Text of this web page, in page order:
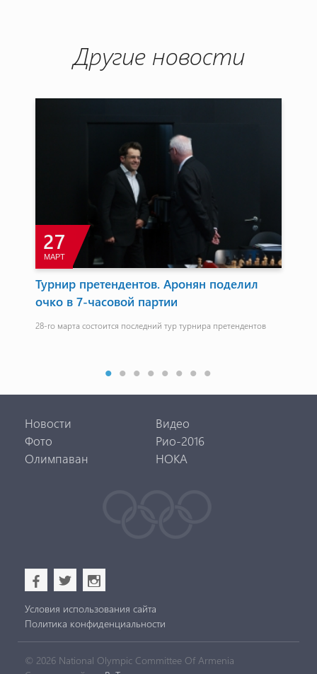
Другие новости
27
МАРТ
Турнир претендентов. Аронян поделил
очко в 7-часовой партии
28-го марта состоится последний тур турнира претендентов
Новости
Видео
Фото
Рио-2016
Олимпаван
НОКА
b a x
Условия использования сайта
Политика конфиденциальности
© 2026 National Olympic Committee Of Armenia